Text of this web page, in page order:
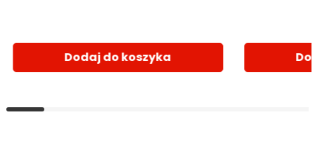
Dodaj do koszyka